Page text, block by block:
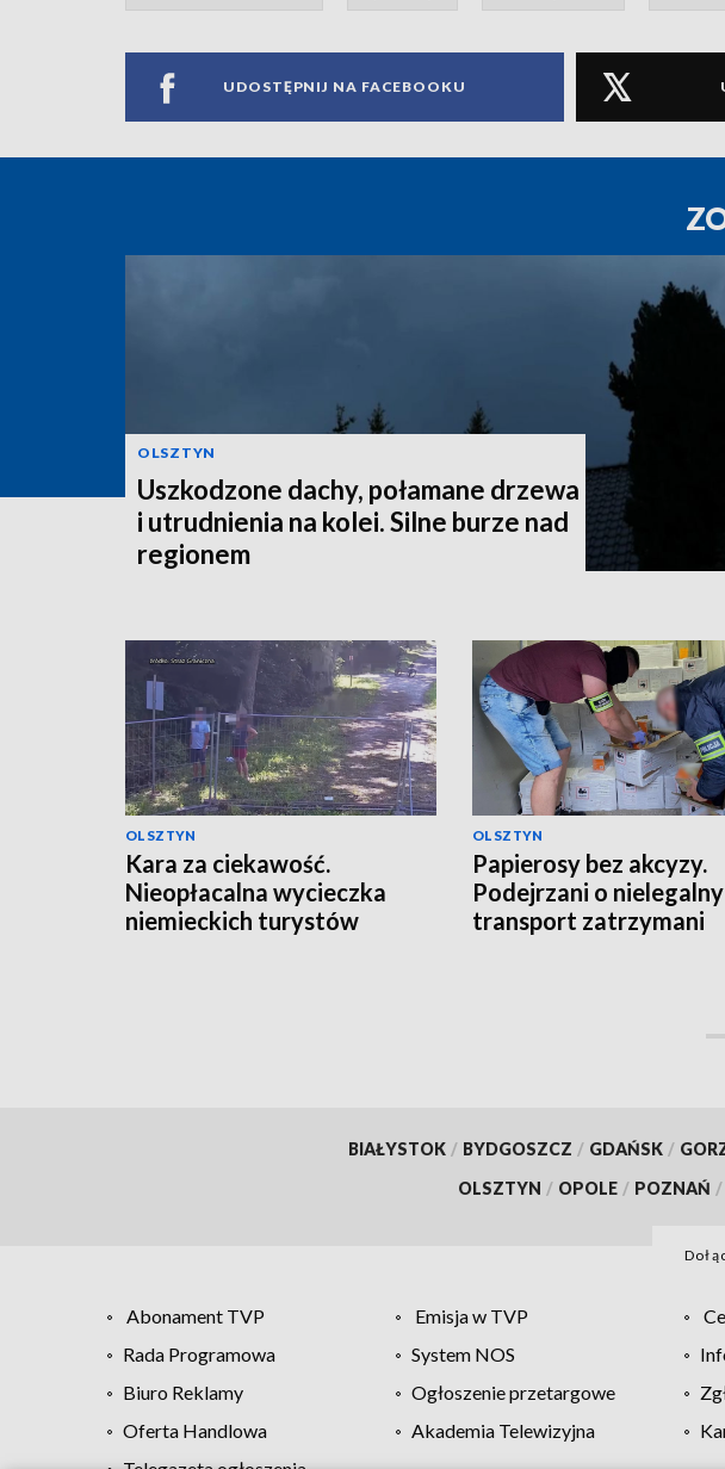
UDOSTĘPNIJ NA FACEBOOKU
OLSZTYN
Uszkodzone dachy, połamane drzewa
i utrudnienia na kolei. Silne burze nad
regionem
OLSZTYN
Kara za ciekawość.
Nieopłacalna wycieczka
niemieckich turystów
OLSZTYN
Papierosy bez akcyzy.
Podejrzani o nielegalny
transport zatrzymani
BIAŁYSTOK / BYDGOSZCZ / GDAŃSK /
OLSZTYN / OPOLE / POZNAŃ /
Abonament TVP Emisja w TVP
Rada Programowa
System NOS
Biuro Reklamy
Ogłoszenie przetargowe
Oferta Handlowa
Akademia Telewizyjna